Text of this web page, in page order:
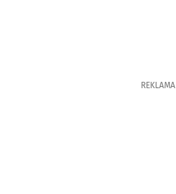
REKLAMA